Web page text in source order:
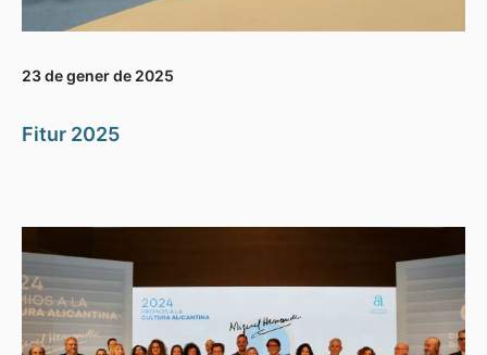
23 de gener de 2025
Fitur 2025